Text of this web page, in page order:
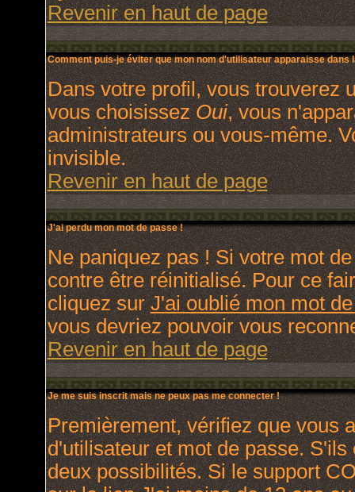
Revenir en haut de page
Comment puis-je éviter que mon nom d'utilisateur apparaisse dans
Dans votre profil, vous trouverez
vous choisissezOui, vous
administrateurs ou vous-même.
invisible.
Revenir en haut de page
J'ai perdu mon mot de passe !
Ne paniquez pas ! Si votre mot
contre être réinitialisé. Pour ce
cliquez surJ'ai oublié mon mot
vous devriez pouvoir vous
Revenir en haut de page
Je me suis inscrit mais ne peux pas me connecter !
Premièrement, vérifiez que vous
d'utilisateur et mot de passe.
deux possibilités. Si le support